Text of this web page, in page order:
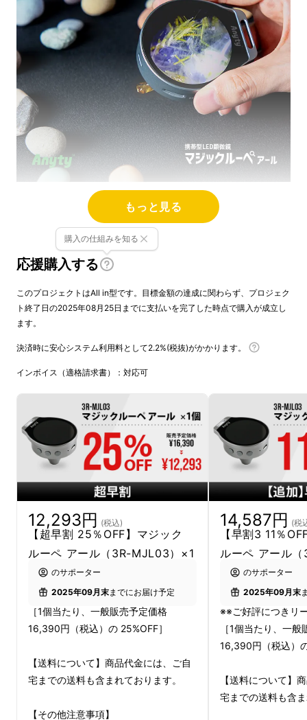
コードレスで使える、充電式のデジタル顕微
鏡。
USBケーブルで接続して、パソコン使用も
もっと見る
応援購入する
購入の仕組みを知る
このプロジェクトはAll in型です。目標金額の達成に関わらず、プロジェク
ト終了日の2025年08月25日までに支払いを完了した時点で購入が成立し
ます。
決済時に安心システム利用料として2.2%(税抜)がかかります。
インボイス（適格請求書）：対応可
12,293円 (税込)
【超早割 25％OFF】マジック
ルーペ アール（3R-MJL03）×1
のサポーター
2025年09月末までにお届け予定
［1個当たり、一般販売予定価格
16,390円（税込）の 25%OFF］
【送料について】商品代金には、ご自
宅までの送料も含まれております。
【その他注意事項】
14,587円 (税
【早割3 11％
ルーペ アール
のサポーター
2025年09月末
※※ご好評につきリ
［1個当たり、一
16,390円（税込）
【送料について】
宅までの送料も含